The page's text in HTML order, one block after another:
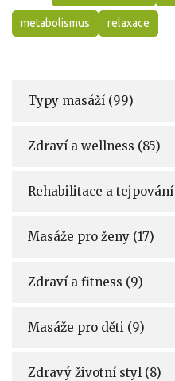
metabolismus relaxace
Typy masáží (99)
Zdraví a wellness (85)
Rehabilitace a tejpování
Masáže pro ženy (17)
Zdraví a fitness (9)
Masáže pro děti (9)
Zdravý životní styl (8)